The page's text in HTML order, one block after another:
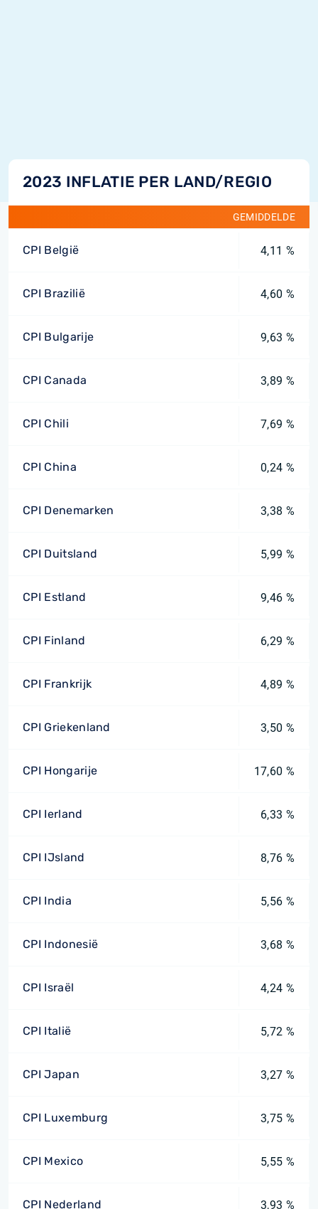
2023 INFLATIE PER LAND/REGIO
GEMIDDELDE
CPI België 4,11 %
CPI Brazilië 4,60 %
CPI Bulgarije 9,63 %
CPI Canada 3,89 %
CPI Chili 7,69 %
CPI China 0,24 %
CPI Denemarken 3,38 %
CPI Duitsland 5,99 %
CPI Estland 9,46 %
CPI Finland 6,29 %
CPI Frankrijk 4,89 %
CPI Griekenland 3,50 %
CPI Hongarije 17,60 %
CPI Ierland 6,33 %
CPI IJsland 8,76 %
CPI India 5,56 %
CPI Indonesië 3,68 %
CPI Israël 4,24 %
CPI Italië 5,72 %
CPI Japan 3,27 %
CPI Luxemburg 3,75 %
CPI Mexico 5,55 %
CPI Nederland 3,93 %